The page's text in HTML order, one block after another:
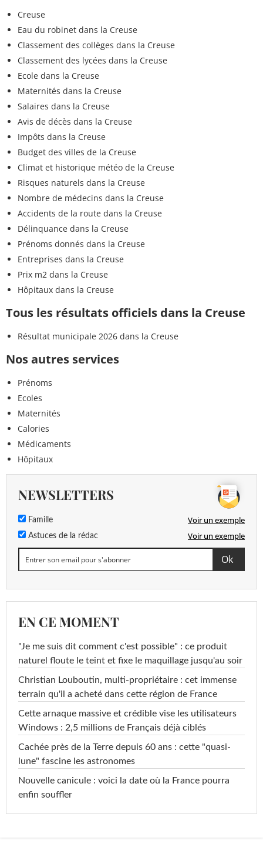
Creuse
Eau du robinet dans la Creuse
Classement des collèges dans la Creuse
Classement des lycées dans la Creuse
Ecole dans la Creuse
Maternités dans la Creuse
Salaires dans la Creuse
Avis de décès dans la Creuse
Impôts dans la Creuse
Budget des villes de la Creuse
Climat et historique météo de la Creuse
Risques naturels dans la Creuse
Nombre de médecins dans la Creuse
Accidents de la route dans la Creuse
Délinquance dans la Creuse
Prénoms donnés dans la Creuse
Entreprises dans la Creuse
Prix m2 dans la Creuse
Hôpitaux dans la Creuse
Tous les résultats officiels dans la Creuse
Résultat municipale 2026 dans la Creuse
Nos autres services
Prénoms
Ecoles
Maternités
Calories
Médicaments
Hôpitaux
NEWSLETTERS
Famille Voir un exemple
Astuces de la rédac Voir un exemple
EN CE MOMENT
"Je me suis dit comment c'est possible" : ce produit
naturel floute le teint et fixe le maquillage jusqu'au soir
Christian Louboutin, multi-propriétaire : cet immense
terrain qu'il a acheté dans cette région de France
Cette arnaque massive et crédible vise les utilisateurs
Windows : 2,5 millions de Français déjà ciblés
Cachée près de la Terre depuis 60 ans : cette "quasi-
lune" fascine les astronomes
Nouvelle canicule : voici la date où la France pourra
enfin souffler